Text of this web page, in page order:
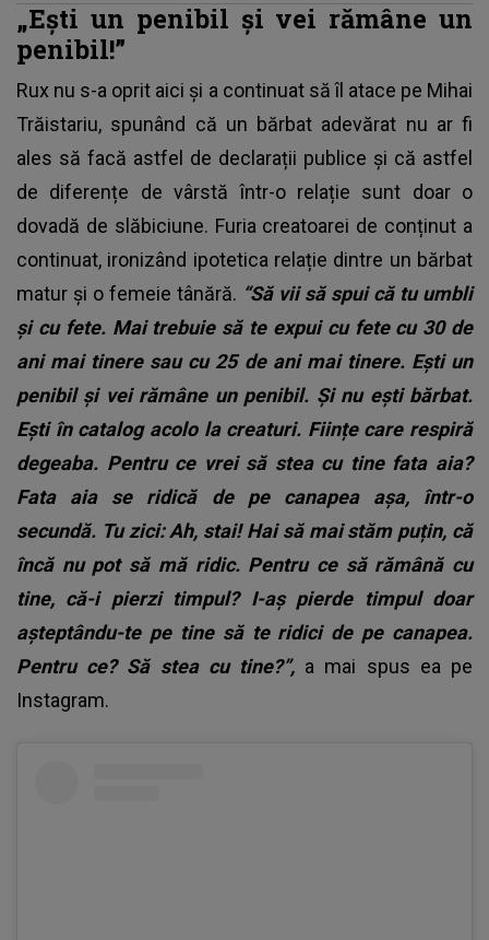
„Ești un penibil și vei rămâne un
penibil!”
Rux nu s-a oprit aici și a continuat să îl atace pe Mihai
Trăistariu, spunând că un bărbat adevărat nu ar fi
ales să facă astfel de declarații publice și că astfel
de diferențe de vârstă într-o relație sunt doar o
dovadă de slăbiciune. Furia creatoarei de conținut a
continuat, ironizând ipotetica relație dintre un bărbat
matur și o femeie tânără. “Să vii să spui că tu umbli
și cu fete. Mai trebuie să te expui cu fete cu 30 de
ani mai tinere sau cu 25 de ani mai tinere. Ești un
penibil și vei rămâne un penibil. Și nu ești bărbat.
Ești în catalog acolo la creaturi. Ființe care respiră
degeaba. Pentru ce vrei să stea cu tine fata aia?
Fata aia se ridică de pe canapea așa, într-o
secundă. Tu zici: Ah, stai! Hai să mai stăm puțin, că
încă nu pot să mă ridic. Pentru ce să rămână cu
tine, că-i pierzi timpul? I-aș pierde timpul doar
așteptându-te pe tine să te ridici de pe canapea.
Pentru ce? Să stea cu tine?”, a mai spus ea pe
Instagram.